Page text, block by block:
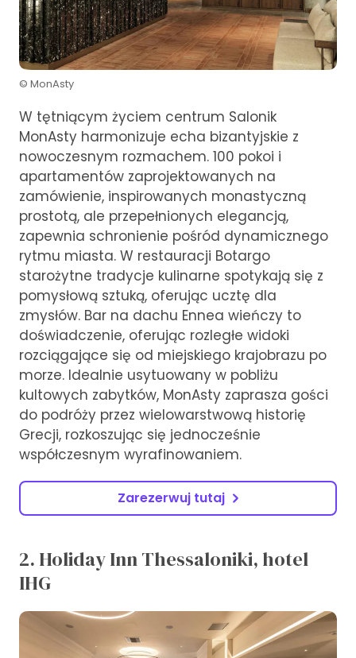
© MonAsty
W tętniącym życiem centrum Salonik
MonAsty harmonizuje echa bizantyjskie z
nowoczesnym rozmachem. 100 pokoi i
apartamentów zaprojektowanych na
zamówienie, inspirowanych monastyczną
prostotą, ale przepełnionych elegancją,
zapewnia schronienie pośród dynamicznego
rytmu miasta. W restauracji Botargo
starożytne tradycje kulinarne spotykają się z
pomysłową sztuką, oferując ucztę dla
zmysłów. Bar na dachu Ennea wieńczy to
doświadczenie, oferując rozległe widoki
rozciągające się od miejskiego krajobrazu po
morze. Idealnie usytuowany w pobliżu
kultowych zabytków, MonAsty zaprasza gości
do podróży przez wielowarstwową historię
Grecji, rozkoszując się jednocześnie
współczesnym wyrafinowaniem.
Zarezerwuj tutaj
2. Holiday Inn Thessaloniki, hotel
IHG